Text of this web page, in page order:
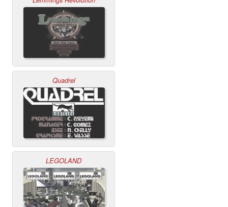
Quadrel
LEGOLAND